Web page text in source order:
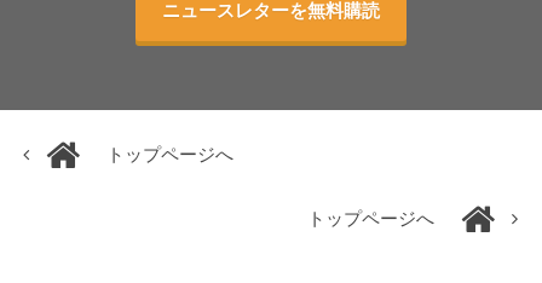
ニュースレターを無料購読
トップページへ
トップページへ